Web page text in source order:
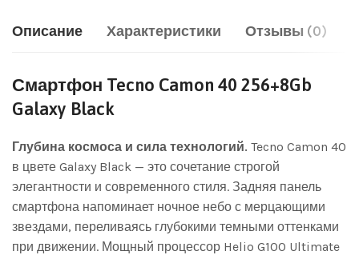
Описание Характеристики Отзывы (0)
Смартфон Tecno Camon 40 256+8Gb
Galaxy Black
Глубина космоса и сила технологий. Tecno Camon 40
в цвете Galaxy Black — это сочетание строгой
элегантности и современного стиля. Задняя панель
смартфона напоминает ночное небо с мерцающими
звездами, переливаясь глубокими темными оттенками
при движении. Мощный процессор Helio G100 Ultimate